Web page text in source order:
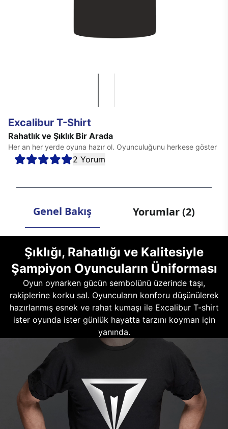
Excalibur T-Shirt
Rahatlık ve Şıklık Bir Arada
Her an her yerde oyuna hazır ol. Oyunculuğunu herkese göster
2 Yorum
Genel Bakış Yorumlar (2)
Şıklığı, Rahatlığı ve Kalitesiyle
Şampiyon Oyuncuların Üniforması
Oyun oynarken gücün sembolünü üzerinde taşı,
rakiplerine korku sal. Oyuncuların konforu düşünülerek
hazırlanmış esnek ve rahat kumaşı ile Excalibur T-shirt
ister oyunda ister günlük hayatta tarzını koyman için
yanında.